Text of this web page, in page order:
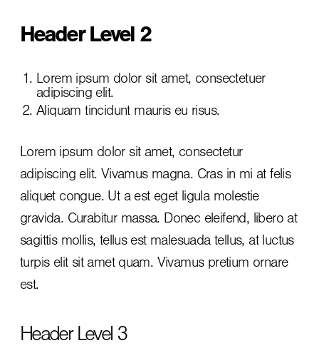
Header Level 2
Lorem ipsum dolor sit amet, consectetuer
adipiscing elit.
Aliquam tincidunt mauris eu risus.
Lorem ipsum dolor sit amet, consectetur
adipiscing elit. Vivamus magna. Cras in mi at felis
aliquet congue. Ut a est eget ligula molestie
gravida. Curabitur massa. Donec eleifend, libero at
sagittis mollis, tellus est malesuada tellus, at luctus
turpis elit sit amet quam. Vivamus pretium ornare
est.
Header Level 3